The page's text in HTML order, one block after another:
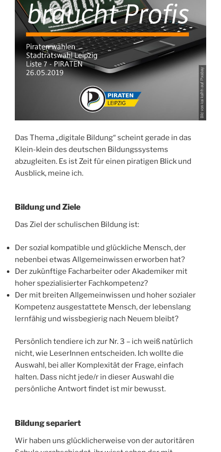
Das Thema „digitale Bildung“ scheint gerade in das
Klein-klein des deutschen Bildungssystems
abzugleiten. Es ist Zeit für einen piratigen Blick und
Ausblick, meine ich.
Bildung und Ziele
Das Ziel der schulischen Bildung ist:
Der sozial kompatible und glückliche Mensch, der
nebenbei etwas Allgemeinwissen erworben hat?
Der zukünftige Facharbeiter oder Akademiker mit
hoher spezialisierter Fachkompetenz?
Der mit breiten Allgemeinwissen und hoher sozialer
Kompetenz ausgestattete Mensch, der lebenslang
lernfähig und wissbegierig nach Neuem bleibt?
Persönlich tendiere ich zur Nr. 3 – ich weiß natürlich
nicht, wie LeserInnen entscheiden. Ich wollte die
Auswahl, bei aller Komplexität der Frage, einfach
halten. Dass nicht jede/r in dieser Auswahl die
persönliche Antwort findet ist mir bewusst.
Bildung separiert
Wir haben uns glücklicherweise von der autoritären